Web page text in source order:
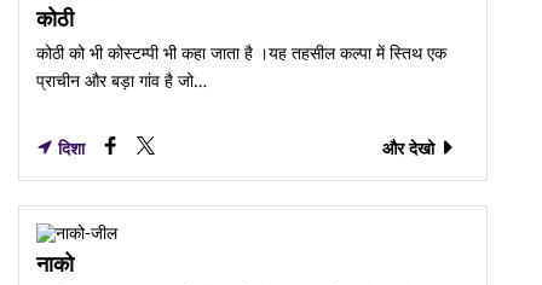
कोठी
कोठी को भी कोस्टम्पी भी कहा जाता है ।यह तहसील कल्पा में स्तिथ एक
प्राचीन और बड़ा गांव है जो…
दिशा और देखो
नाको